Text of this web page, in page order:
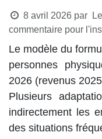
8 avril 2026 par
commentaire pour
Le modèle du
personnes
2026 (revenus
Plusieurs
indirectement les
des situations